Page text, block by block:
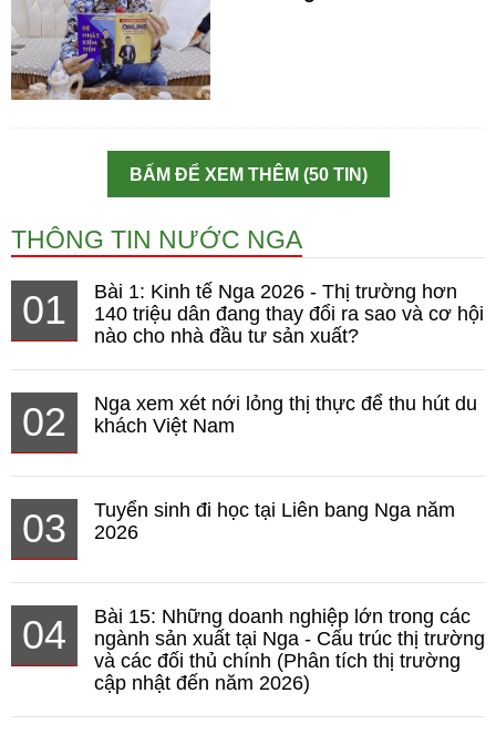
BẤM ĐỂ XEM THÊM (50 TIN)
THÔNG TIN NƯỚC NGA
01
Bài 1: Kinh tế Nga 2026 - Thị trường hơn
140 triệu dân đang thay đổi ra sao và cơ hội
nào cho nhà đầu tư sản xuất?
02
Nga xem xét nới lỏng thị thực để thu hút du
khách Việt Nam
03
Tuyển sinh đi học tại Liên bang Nga năm
2026
04
Bài 15: Những doanh nghiệp lớn trong các
ngành sản xuất tại Nga - Cấu trúc thị trường
và các đối thủ chính (Phân tích thị trường
cập nhật đến năm 2026)